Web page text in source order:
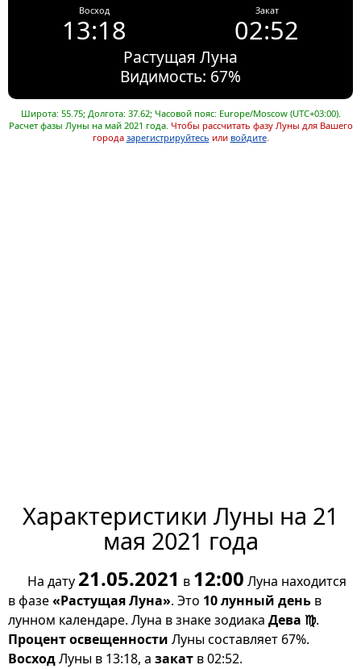
Восход
13:18
Закат
02:52
Растущая Луна
Видимость: 67%
Широта: 55.75; Долгота: 37.62; Часовой пояс: Europe/Moscow (UTC+03:00).
Расчет фазы Луны на май 2021 года. Чтобы рассчитать фазу Луны для Вашего
города зарегистрируйтесь или войдите.
Характеристики Луны на 21
мая 2021 года
На дату 21.05.2021 в 12:00 Луна находится
в фазе«Растущая Луна». Это 10 лунный день в
лунном календаре. Луна в знаке зодиака Дева ♍.
Процент освещенности Луны составляет 67%.
ВосходЛуны в 13:18, а закат в 02:52.